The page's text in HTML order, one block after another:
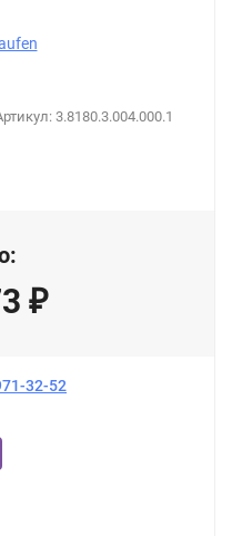
3.8180.3.004.000.1
₽
32-52